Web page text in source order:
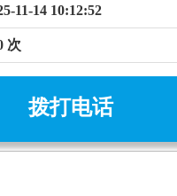
11-14 10:12:52
次
拨打电话